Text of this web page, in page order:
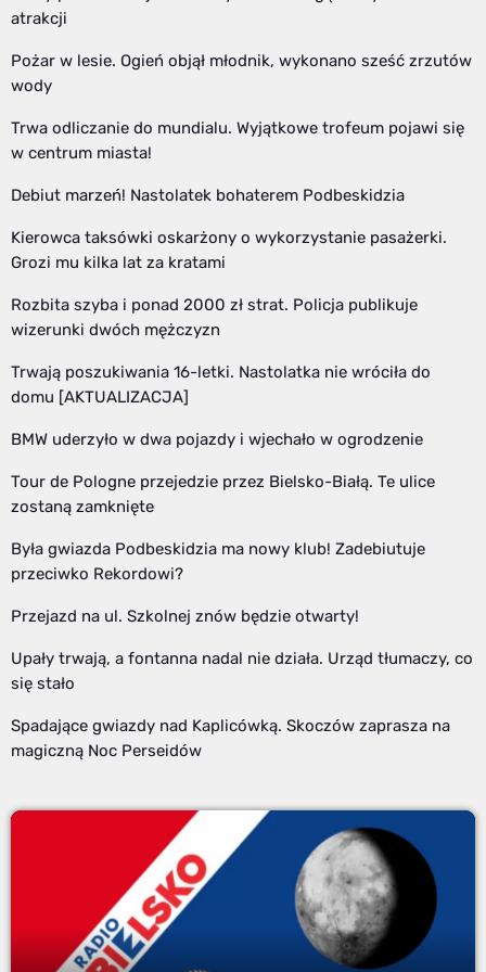
atrakcji
Pożar w lesie. Ogień objął młodnik, wykonano sześć zrzutów
wody
Trwa odliczanie do mundialu. Wyjątkowe trofeum pojawi się
w centrum miasta!
Debiut marzeń! Nastolatek bohaterem Podbeskidzia
Kierowca taksówki oskarżony o wykorzystanie pasażerki.
Grozi mu kilka lat za kratami
Rozbita szyba i ponad 2000 zł strat. Policja publikuje
wizerunki dwóch mężczyzn
Trwają poszukiwania 16-letki. Nastolatka nie wróciła do
domu [AKTUALIZACJA]
BMW uderzyło w dwa pojazdy i wjechało w ogrodzenie
Tour de Pologne przejedzie przez Bielsko-Białą. Te ulice
zostaną zamknięte
Była gwiazda Podbeskidzia ma nowy klub! Zadebiutuje
przeciwko Rekordowi?
Przejazd na ul. Szkolnej znów będzie otwarty!
Upały trwają, a fontanna nadal nie działa. Urząd tłumaczy, co
się stało
Spadające gwiazdy nad Kaplicówką. Skoczów zaprasza na
magiczną Noc Perseidów